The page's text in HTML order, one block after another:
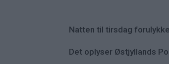
Natten til tirsdag
Det oplyser Østjyllands